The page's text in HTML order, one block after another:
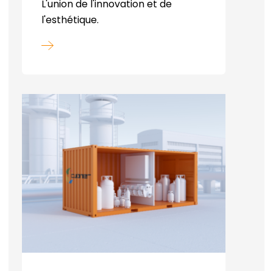
L'union de l'innovation et de
l'esthétique.